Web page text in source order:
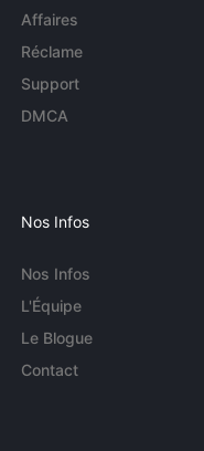
Affaires
Réclame
Support
DMCA
Nos Infos
Nos Infos
L'Équipe
Le Blogue
Contact